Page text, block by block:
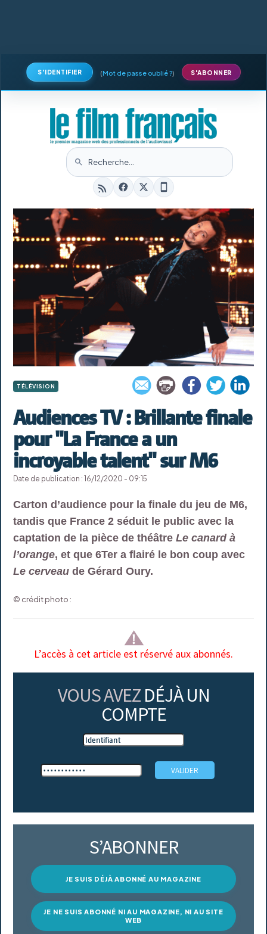
S'IDENTIFIER (Mot de passe oublié ?) S'ABONNER
TÉLÉVISION
Audiences TV : Brillante finale
pour "La France a un
incroyable talent" sur M6
Date de publication : 16/12/2020 - 09:15
Carton d’audience pour la finale du jeu de M6,
tandis que France 2 séduit le public avec la
captation de la pièce de théâtreLe canard à
l’orange, et que 6Ter a flairé le bon coup avec
Le cerveau de Gérard Oury.
© crédit photo :
L’accès à cet article est réservé aux abonnés.
VOUS AVEZ DÉJÀ UN
COMPTE
S’ABONNER
JE SUIS DÉJÀ ABONNÉ AU MAGAZINE
JE NE SUIS ABONNÉ NI AU MAGAZINE, NI AU SITE
WEB